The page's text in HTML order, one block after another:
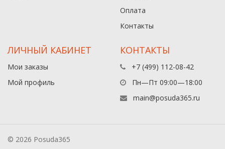
Оплата
Контакты
ЛИЧНЫЙ КАБИНЕТ
Мои заказы
Мой профиль
КОНТАКТЫ
+7 (499) 112-08-42
Пн—Пт 09:00—18:00
main@posuda365.ru
© 2026 Posuda365